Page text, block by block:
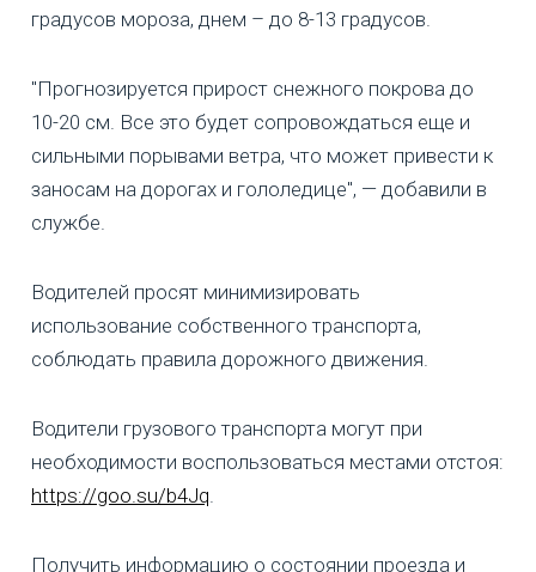
градусов мороза, днем – до 8-13 градусов.
"Прогнозируется прирост снежного покрова до
10-20 см. Все это будет сопровождаться еще и
сильными порывами ветра, что может привести к
заносам на дорогах и гололедице", — добавили в
службе.
Водителей просят минимизировать
использование собственного транспорта,
соблюдать правила дорожного движения.
Водители грузового транспорта могут при
необходимости воспользоваться местами отстоя:
https://goo.su/b4Jq.
Получить информацию о состоянии проезда и